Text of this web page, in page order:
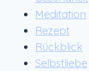
Meditation
Rezept
Rückblick
Selbstliebe